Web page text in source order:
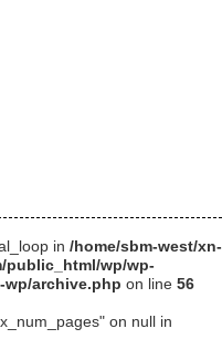
in /home/sbm-west/xn-
public_html/wp/wp-
wp/archive.php on line 56
on null in